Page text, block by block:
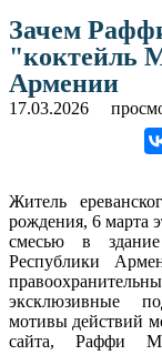
Зачем
"коктейль
Армении
17.03.2026
Житель
рождения, 6 марта
смесью в
Республики
эксклюзивные
мотивы действий
сайта, Раффи